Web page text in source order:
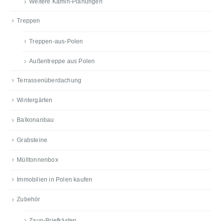
Weitere Kamin-Planungen
Treppen
Treppen-aus-Polen
Außentreppe aus Polen
Terrassenüberdachung
Wintergärten
Balkonanbau
Grabsteine
Mülltonnenbox
Immobilien in Polen kaufen
Zubehör